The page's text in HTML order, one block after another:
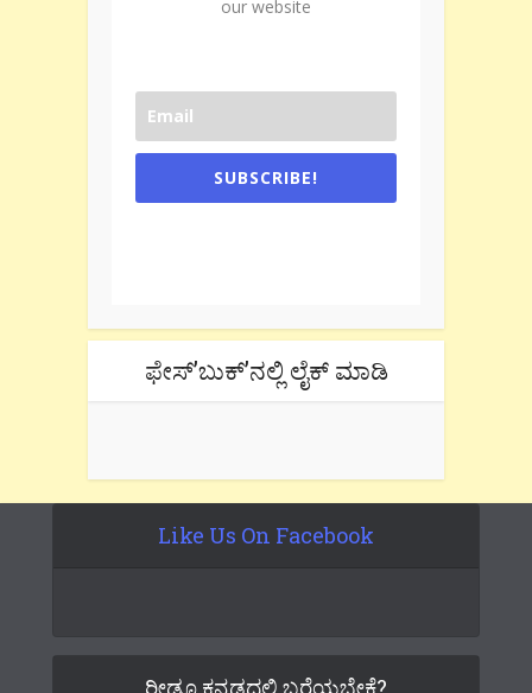
our website
SUBSCRIBE!
ಫೇಸ್’ಬುಕ್’ನಲ್ಲಿ ಲೈಕ್ ಮಾಡಿ
Like Us On Facebook
ರೀಡೂ ಕನ್ನಡದಲ್ಲಿ ಬರೆಯಬೇಕೆ?